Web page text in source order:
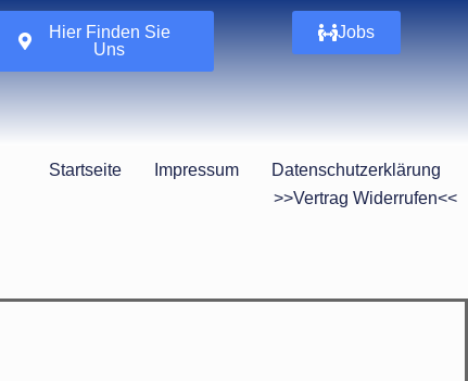
Hier Finden Sie
Uns
Jobs
Startseite Impressum
Datenschutzerklärung
>>Vertrag Widerrufen<<